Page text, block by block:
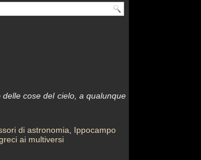
cose del cielo, a qualunque
di astronomia, Ippocampo
ai multiversi